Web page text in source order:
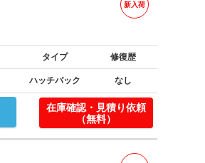
新入荷
タイプ 修復歴
ハッチバック なし
在庫確認・見積り依頼
（無料）